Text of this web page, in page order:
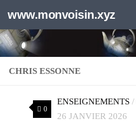
Au dessous du contenu
www.monvoisin.xyz
CHRIS ESSONNE
0
ENSEIGNEMENTS /
26 JANVIER 2026